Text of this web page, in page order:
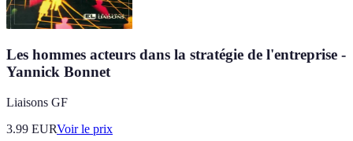
Les hommes acteurs dans la stratégie de l'entreprise -
Yannick Bonnet
Liaisons GF
3.99 EURVoir le prix